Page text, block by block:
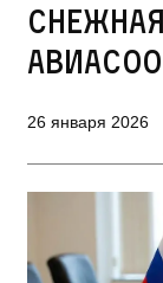
26 января 2026